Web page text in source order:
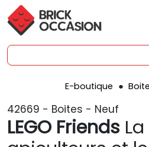
SHOP
BOITES
À LA
E-boutique
42669 - Boites - Neuf
LEGO Friends